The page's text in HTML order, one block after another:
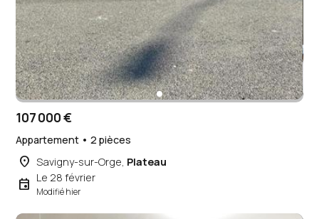
107 000 €
Appartement • 2 pièces
place Savigny-sur-Orge, Plateau
event Le 28 février
Modifié hier